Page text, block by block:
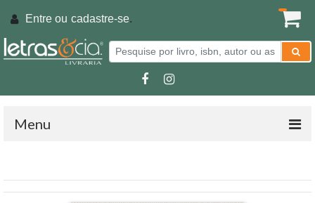
Entre ou cadastre-se.
Menu